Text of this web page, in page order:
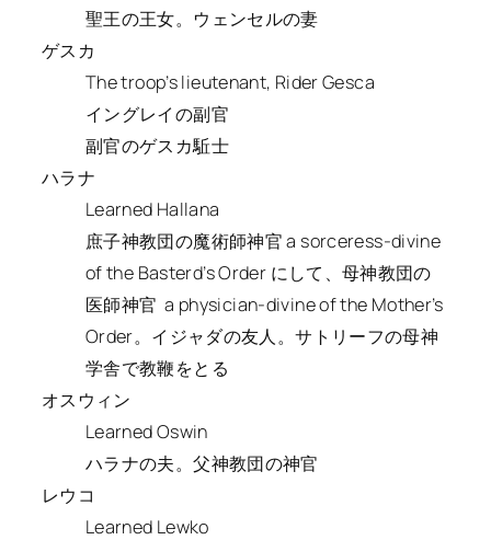
聖王の王女。ウェンセルの妻
ゲスカ
The troop’s lieutenant, Rider Gesca
イングレイの副官
副官のゲスカ駈士
ハラナ
Learned Hallana
庶子神教団の魔術師神官 a sorceress-divine
of the Basterd’s Order にして、母神教団の
医師神官 a physician-divine of the Mother’s
Order。イジャダの友人。サトリーフの母神
学舎で教鞭をとる
オスウィン
Learned Oswin
ハラナの夫。父神教団の神官
レウコ
Learned Lewko